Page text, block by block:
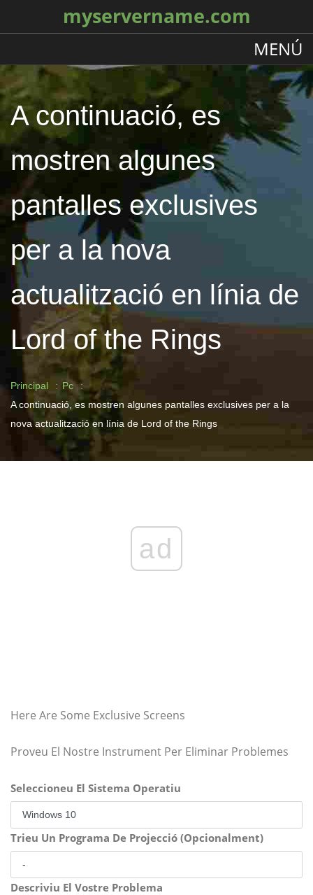
myservername.com
MENÚ
A continuació, es
mostren algunes
pantalles exclusives
per a la nova
actualització en línia de
Lord of the Rings
Principal
Pc
A continuació, es mostren algunes pantalles exclusives per a la
nova actualització en línia de Lord of the Rings
ad
Here Are Some Exclusive Screens
Proveu El Nostre Instrument Per Eliminar Problemes
Seleccioneu El Sistema Operatiu
Trieu Un Programa De Projecció (Opcionalment)
Descriviu El Vostre Problema